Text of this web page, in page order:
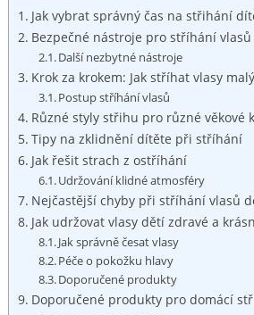
Jak vybrat správný čas na střihání
Bezpečné nástroje pro stříhání
Další nezbytné nástroje
Krok za krokem: Jak stříhat vlasy
Postup stříhání vlasů
Různé styly střihu pro různé věkové
Tipy na zklidnění dítěte při stříhání
Jak řešit strach z ostříhání
Udržování klidné atmosféry
Nejčastější chyby při stříhání vlasů
Jak udržovat vlasy dětí zdravé a
Jak správně česat vlasy
Péče o pokožku hlavy
Doporučené produkty
Doporučené produkty pro domácí